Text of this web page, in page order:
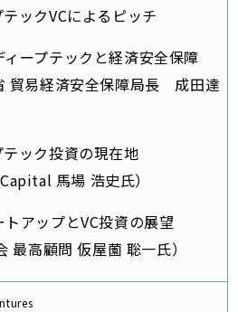
ックVCによるピッチ
ープテックと経済安全保障
貿易経済安全保障局長 成田達
ック投資の現在地
馬場 浩史氏）
トアップとVC投資の展望
最高顧問 仮屋薗 聡一氏）